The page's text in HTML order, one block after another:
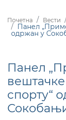
Почетна Вести
Панел
одржан у
Панел
спорту“